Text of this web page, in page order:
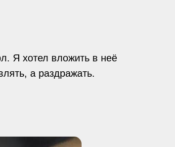
Я хотел вложить в неё
а раздражать.